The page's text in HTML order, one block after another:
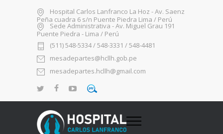
Hospital Carlos Lanfranco La Hoz - Av. Saenz
Peña cuadra 6 s/n Puente Piedra Lima / Perú
Sede Administrativa - Av. Miguel Grau 191
Puente Piedra - Lima / Perú
(511) 548-5334 / 548-3331 / 548-4481
mesadepartes@hcllh.gob.pe
mesadepartes.hcllh@gmail.com